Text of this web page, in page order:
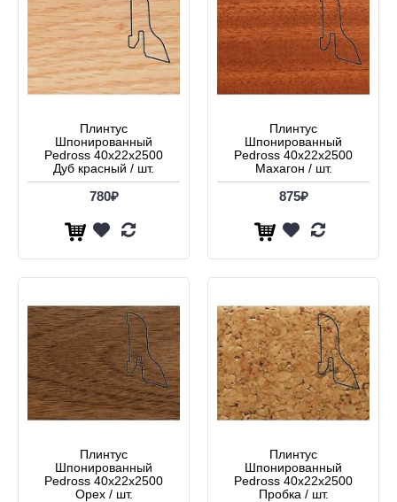
Плинтус
Шпонированный
Pedross 40x22x2500
Дуб красный / шт.
780₽
Плинтус
Шпонированный
Pedross 40x22x2500
Махагон / шт.
875₽
Плинтус
Шпонированный
Pedross 40x22x2500
Орех / шт.
Плинтус
Шпонированный
Pedross 40x22x2500
Пробка / шт.